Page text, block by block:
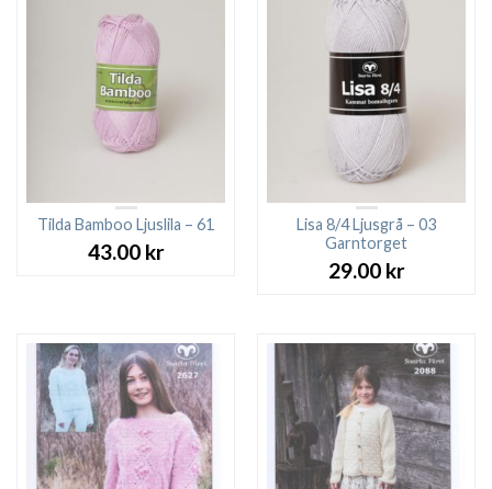
Tilda Bamboo Ljuslila – 61
43.00 kr
Lisa 8/4 Ljusgrå – 03
Garntorget
29.00 kr